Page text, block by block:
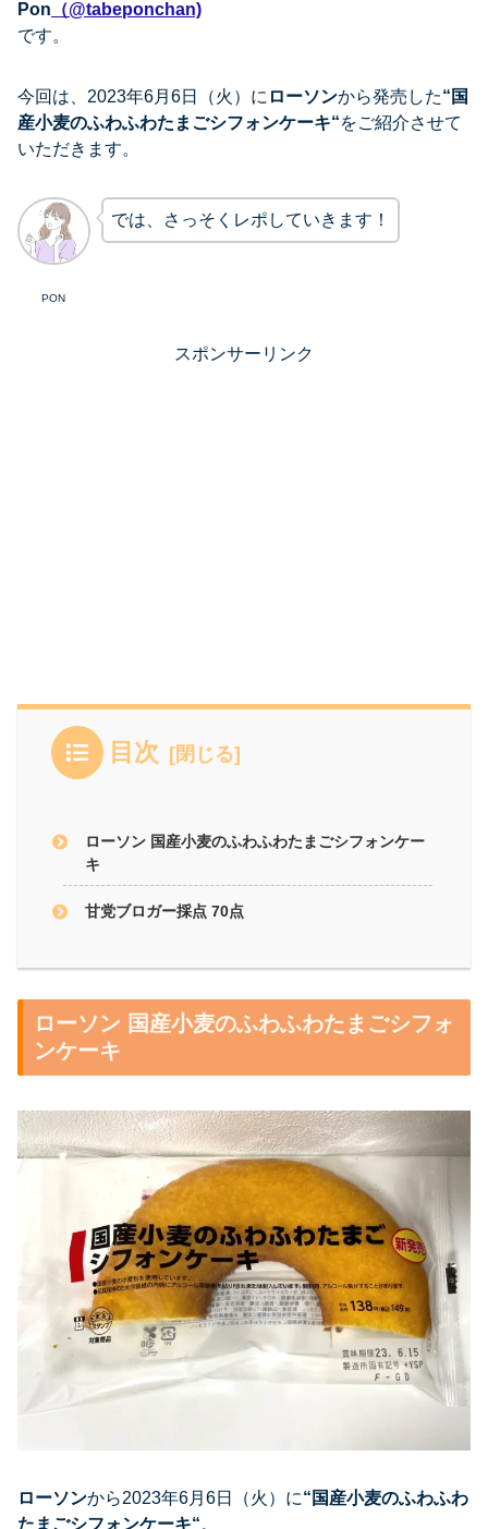
Pon （@tabeponchan)
です。
今回は、2023年6月6日（火）に ローソンから発売した“ 国
産小麦のふわふわたまごシフォンケーキ“をご紹介させて
いただきます。
PON
では、さっそくレポしていきます！
スポンサーリンク
目次
ローソン 国産小麦のふわふわたまごシフォンケー
キ
甘党ブロガー採点 70点
ローソン 国産小麦のふわふわたまごシフォ
ンケーキ
ローソンから2023年6月6日（火）に“ 国産小麦のふわふわ
たまごシフォンケーキ“。